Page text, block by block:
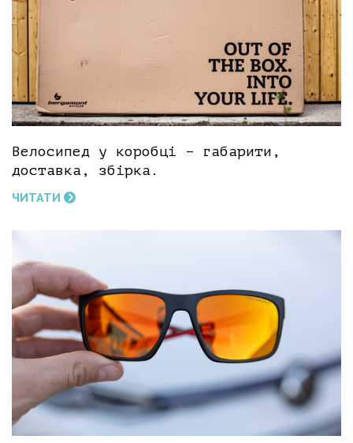
Велосипед у коробці – габарити,
доставка, збірка.
ЧИТАТИ